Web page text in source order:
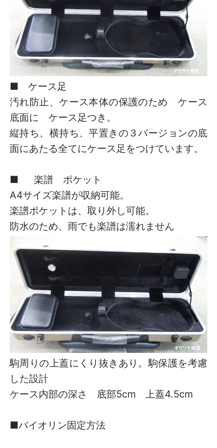
■ ケース足
汚れ防止、ケース本体の保護のため ケース
底面に ケース足つき。
縦持ち、横持ち、平置きの３バージョンの底
面にあたる全てにケース足をつけています。
■ 楽譜 ポケット
A4サイズ楽譜が収納可能。
楽譜ポケットは、取り外し可能。
防水のため、雨でも楽譜は濡れません
駒周りの上蓋にくり抜きあり。駒保護を考慮
した設計
ケース内部の深さ 底部5cm 上蓋4.5cm
■バイオリン固定方法